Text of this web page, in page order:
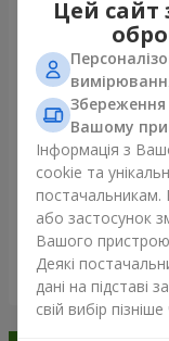
Цей сайт
Збереження
Вашому
Інформація з
cookie та
постачальникам.
або застосунок
Вашого
Деякі
дані на підставі
свій вибір